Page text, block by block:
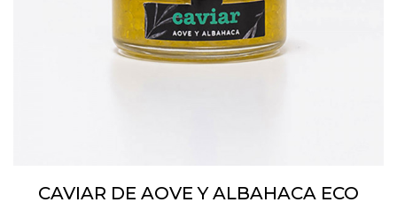
CAVIAR DE AOVE Y ALBAHACA ECO